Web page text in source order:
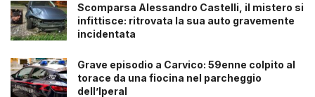
Scomparsa Alessandro Castelli, il mistero si
infittisce: ritrovata la sua auto gravemente
incidentata
Grave episodio a Carvico: 59enne colpito al
torace da una fiocina nel parcheggio
dell’Iperal